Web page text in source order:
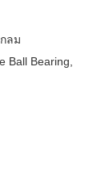
ลม
Ball Bearing